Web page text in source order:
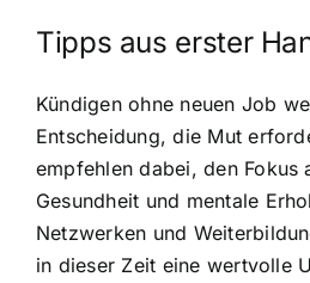
Tipps aus erster
Kündigen ohne neuen Job
Entscheidung, die Mut
empfehlen dabei, den Fokus
Gesundheit und mentale
Netzwerken und
in dieser Zeit eine wertvolle